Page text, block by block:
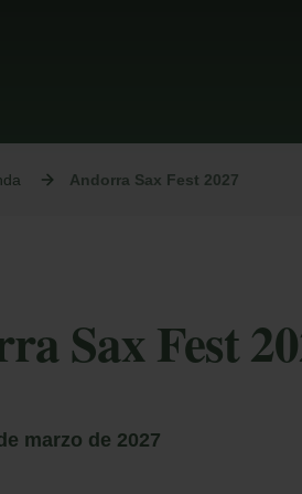
Andorra Sax Fest 2027
Sax Fest
marzo de 2027